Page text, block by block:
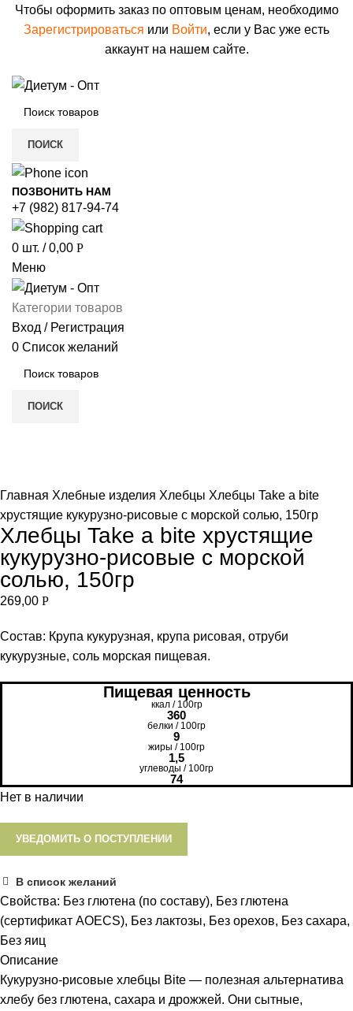
Чтобы оформить заказ по оптовым ценам, необходимо
Зарегистрироваться или Войти, если у Вас уже есть
аккаунт на нашем сайте.
ПОИСК
ПОЗВОНИТЬ НАМ
+7 (982) 817-94-74
0 шт. / 0,00 Р
Меню
Категории товаров
Вход / Регистрация
0 Список желаний
ПОИСК
Главная Хлебные изделия Хлебцы Хлебцы Take a bite
хрустящие кукурузно-рисовые с морской солью, 150гр
Хлебцы Take a bite хрустящие
кукурузно-рисовые с морской
солью, 150гр
269,00 Р
Состав: Крупа кукурузная, крупа рисовая, отруби
кукурузные, соль морская пищевая.
Пищевая ценность
ккал / 100гр
360
белки / 100гр
9
жиры / 100гр
1,5
углеводы / 100гр
74
Нет в наличии
УВЕДОМИТЬ О ПОСТУПЛЕНИИ
В список желаний
Свойства: Без глютена (по составу), Без глютена
(сертификат AOECS), Без лактозы, Без орехов, Без сахара,
Без яиц
Описание
Кукурузно-рисовые хлебцы Bite — полезная альтернатива
хлебу без глютена, сахара и дрожжей. Они сытные,